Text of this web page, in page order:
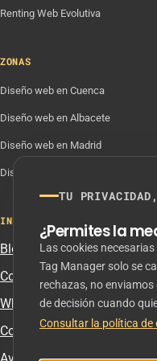
Renting Web Evolutiva
ZONAS
Diseño web en Cuenca
Diseño web en Albacete
Diseño web en Madrid
Diseño web en Valencia
INFORMACIÓN
Blog
Contacto
WhatsApp(se abre en una
Colaboración con agencias
TU
¿Permites la
Las cookies
Tag Manager solo se
rechazas, no
de decisión cuando
Consultar la política de